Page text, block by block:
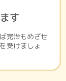
す
完治もめざせ
受けましょ